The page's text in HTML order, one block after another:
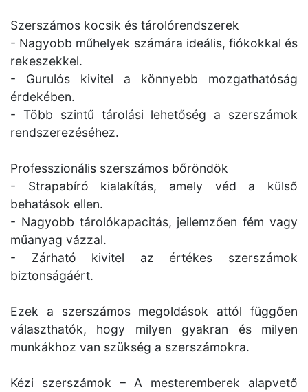
Szerszámos kocsik és tárolórendszerek
- Nagyobb műhelyek számára ideális, fiókokkal és
rekeszekkel.
- Gurulós kivitel a könnyebb mozgathatóság
érdekében.
- Több szintű tárolási lehetőség a szerszámok
rendszerezéséhez.
Professzionális szerszámos bőröndök
- Strapabíró kialakítás, amely véd a külső
behatások ellen.
- Nagyobb tárolókapacitás, jellemzően fém vagy
műanyag vázzal.
- Zárható kivitel az értékes szerszámok
biztonságáért.
Ezek a szerszámos megoldások attól függően
választhatók, hogy milyen gyakran és milyen
munkákhoz van szükség a szerszámokra.
Kézi szerszámok – A mesteremberek alapvető